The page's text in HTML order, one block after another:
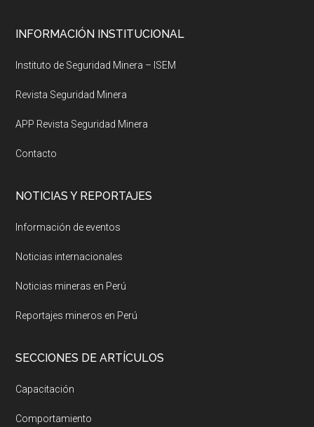
Footer
INFORMACIÓN INSTITUCIONAL
Instituto de Seguridad Minera – ISEM
Revista Seguridad Minera
APP Revista Seguridad Minera
Contacto
NOTICIAS Y REPORTAJES
Información de eventos
Noticias internacionales
Noticias mineras en Perú
Reportajes mineros en Perú
SECCIONES DE ARTÍCULOS
Capacitación
Comportamiento